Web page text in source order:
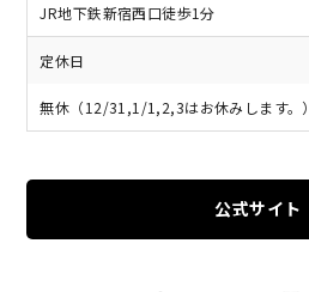
JR地下鉄新宿西口徒歩1分
定休日
無休（12/31,1/1,2,3はお休みします。）
公式サイト